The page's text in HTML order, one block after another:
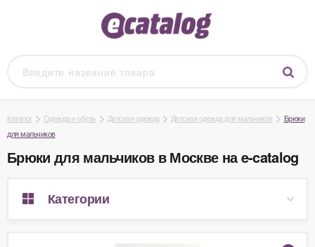
Каталог Одежда и обувь Детская одежда Детская одежда для мальчиков
Брюки
для мальчиков
Брюки для мальчиков в Москве на e-catalog
Категории